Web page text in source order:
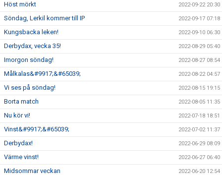
Höst mörkt 2022-09-22 20:30
Söndag, Lerkil kommer till IP 2022-09-17 07:18
Kungsbacka leken! 2022-09-10 06:30
Derbydax, vecka 35! 2022-08-29 05:40
Imorgon söndag! 2022-08-27 08:54
Målkalas&#9917;&#65039; 2022-08-22 04:57
Vi ses på söndag! 2022-08-15 19:15
Borta match 2022-08-05 11:35
Nu kör vi! 2022-07-18 18:51
Vinst&#9917;&#65039; 2022-07-02 11:37
Derbydax! 2022-06-29 08:09
Värme vinst! 2022-06-27 06:40
Midsommar veckan 2022-06-20 12:54